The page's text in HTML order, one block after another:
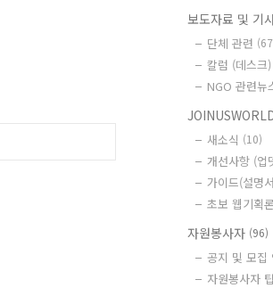
보도자료 및 기
단체 관련
칼럼 (데스크)
NGO 관련뉴
새소식 (10)
개선사항 (업
가이드(설명
초보 웹기획론
자원봉사자 (96)
공지 및 모집
자원봉사자 팁